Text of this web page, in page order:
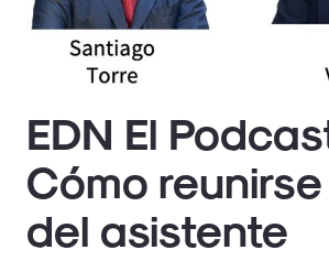
EDN El
Cómo
del asistente